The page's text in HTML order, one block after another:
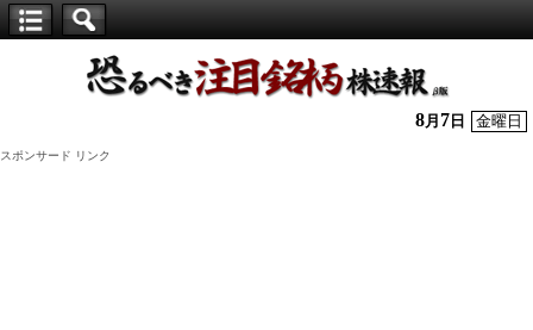
株】
8月 7 日 金曜日
スポンサード リンク